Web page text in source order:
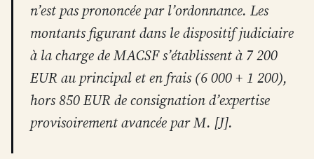
n’est pas prononcée par l’ordonnance. Les
montants figurant dans le dispositif judiciaire
à la charge de MACSF s’établissent à 7 200
EUR au principal et en frais (6 000 + 1 200),
hors 850 EUR de consignation d’expertise
provisoirement avancée par M. [J].